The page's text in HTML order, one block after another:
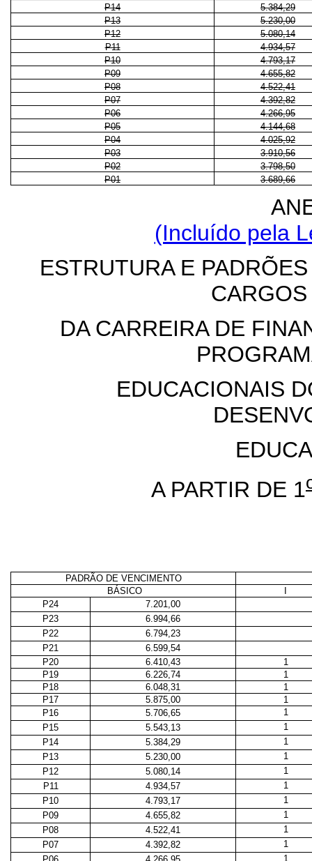
P14
5.384,29
P13
5.230,00
P12
5.080,14
P11
4.934,57
P10
4.793,17
P09
4.655,82
P08
4.522,41
P07
4.392,82
P06
4.266,95
P05
4.144,68
P04
4.025,92
P03
3.910,56
P02
3.798,50
P01
3.689,66
(Incluído pela
ESTRUTURA E
DA CARREIRA DE
EDUCACIONAIS
A PARTIR DE 1
PADRÃO DE VENCIMENTO
BÁSICO
P24
7.201,00
P23
6.994,66
P22
6.794,23
P21
6.599,54
P20
6.410,43
1
P19
6.226,74
1
P18
6.048,31
1
P17
5.875,00
1
P16
5.706,65
1
P15
5.543,13
1
P14
5.384,29
1
P13
5.230,00
1
P12
5.080,14
1
P11
4.934,57
1
P10
4.793,17
1
P09
4.655,82
1
P08
4.522,41
1
P07
4.392,82
1
1